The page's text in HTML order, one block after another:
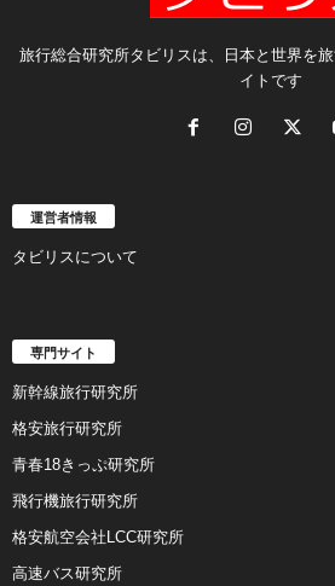
旅行総合研究所タビリスは、日本と世界を
イトです
運営者情報
タビリスについて
専門サイト
新幹線旅行研究所
格安旅行研究所
青春18きっぷ研究所
飛行機旅行研究所
格安航空会社LCC研究所
高速バス研究所